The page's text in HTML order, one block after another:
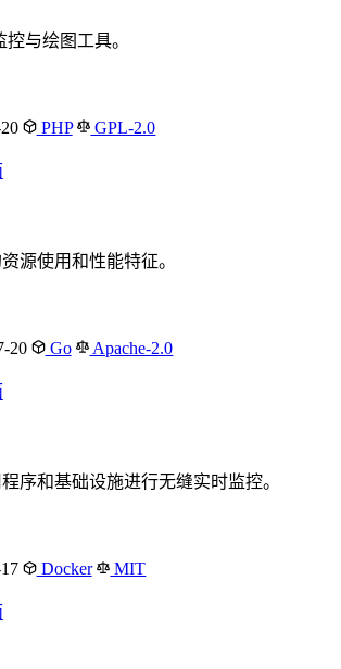
与绘图工具。
PHP GPL-2.0
源使用和性能特征。
20 Go Apache-2.0
序和基础设施进行无缝实时监控。
Docker MIT